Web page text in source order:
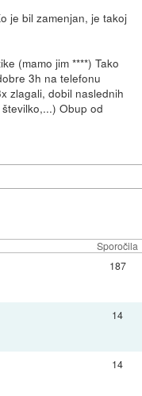
je bil zamenjan, je takoj
(mamo jim ****) Tako
3h na telefonu
zlagali, dobil naslednih
Obup od
Sporočila
187
14
14